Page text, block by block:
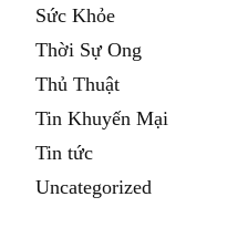
Sức Khỏe
Thời Sự Ong
Thủ Thuật
Tin Khuyến Mại
Tin tức
Uncategorized